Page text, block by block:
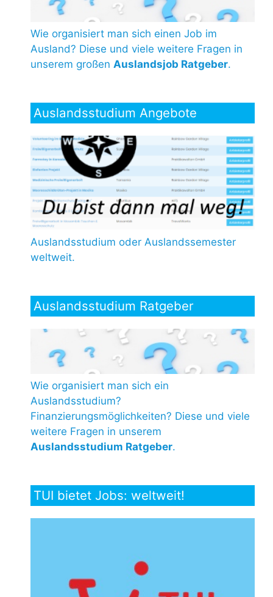
Wie organisiert man sich einen Job im
Ausland? Diese und viele weitere Fragen in
unserem großen Auslandsjob Ratgeber.
Auslandsstudium Angebote
Auslandsstudium oder Auslandssemester
weltweit.
Auslandsstudium Ratgeber
Wie organisiert man sich ein
Auslandsstudium?
Finanzierungsmöglichkeiten? Diese und viele
weitere Fragen in unserem
Auslandsstudium Ratgeber.
TUI bietet Jobs: weltweit!